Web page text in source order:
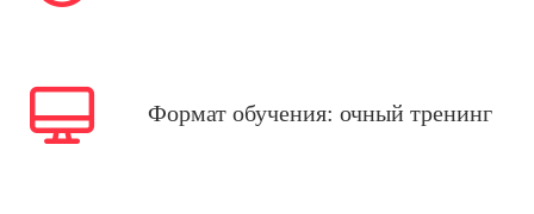
Формат обучения: очный тренинг